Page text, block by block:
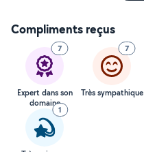
Compliments reçus
7
Expert dans son
domaine
7
Très sympathique
1